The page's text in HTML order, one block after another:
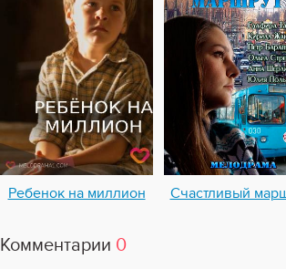
Ребенок на миллион Счастливый
Комментарии 0